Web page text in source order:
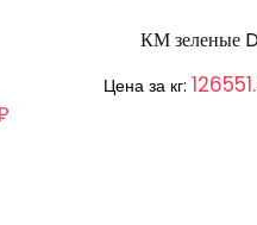
КМ зеленые
Цена за кг: